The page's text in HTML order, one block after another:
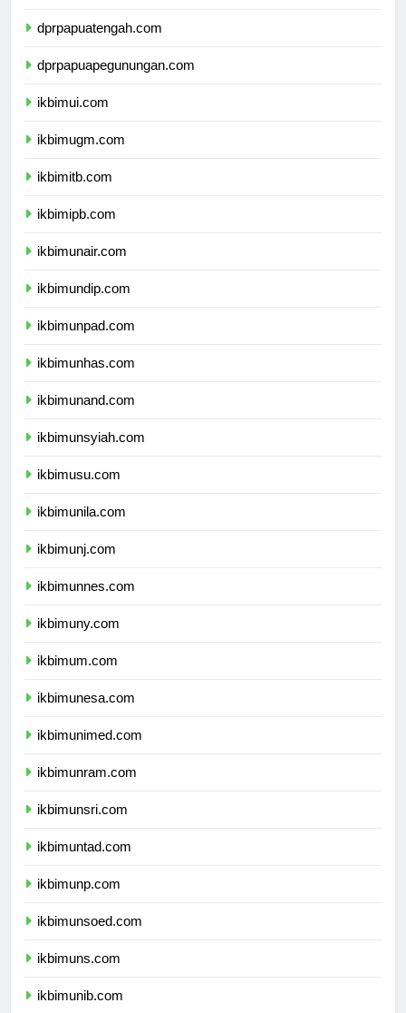
dprpapuatengah.com
dprpapuapegunungan.com
ikbimui.com
ikbimugm.com
ikbimitb.com
ikbimipb.com
ikbimunair.com
ikbimundip.com
ikbimunpad.com
ikbimunhas.com
ikbimunand.com
ikbimunsyiah.com
ikbimusu.com
ikbimunila.com
ikbimunj.com
ikbimunnes.com
ikbimuny.com
ikbimum.com
ikbimunesa.com
ikbimunimed.com
ikbimunram.com
ikbimunsri.com
ikbimuntad.com
ikbimunp.com
ikbimunsoed.com
ikbimuns.com
ikbimunib.com